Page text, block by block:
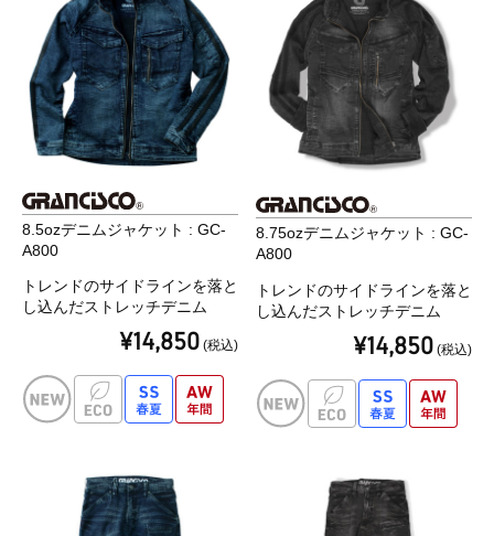
8.5ozデニムジャケット : GC-
A800
トレンドのサイドラインを落と
し込んだストレッチデニム
¥14,850 (税込)
8.75ozデニムジャケット : GC-
A800
トレンドのサイドラインを落と
し込んだストレッチデニム
¥14,850 (税込)